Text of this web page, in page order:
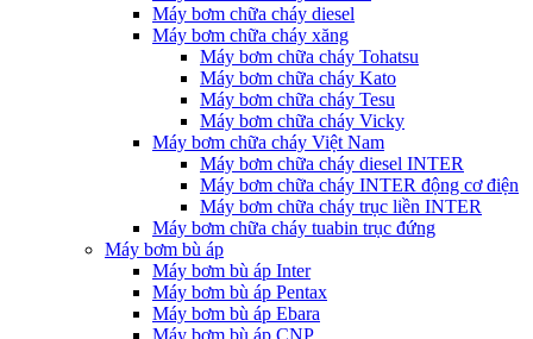
Máy bơm chữa cháy diesel
Máy bơm chữa cháy xăng
Máy bơm chữa cháy Tohatsu
Máy bơm chữa cháy Kato
Máy bơm chữa cháy Tesu
Máy bơm chữa cháy Vicky
Máy bơm chữa cháy Việt Nam
Máy bơm chữa cháy diesel INTER
Máy bơm chữa cháy INTER động cơ điện
Máy bơm chữa cháy trục liền INTER
Máy bơm chữa cháy tuabin trục đứng
Máy bơm bù áp
Máy bơm bù áp Inter
Máy bơm bù áp Pentax
Máy bơm bù áp Ebara